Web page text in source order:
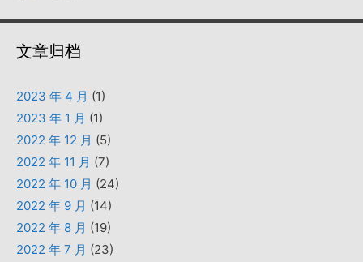
文章归档
2023 年 4 月 (1)
2023 年 1 月 (1)
2022 年 12 月 (5)
2022 年 11 月 (7)
2022 年 10 月 (24)
2022 年 9 月 (14)
2022 年 8 月 (19)
2022 年 7 月 (23)